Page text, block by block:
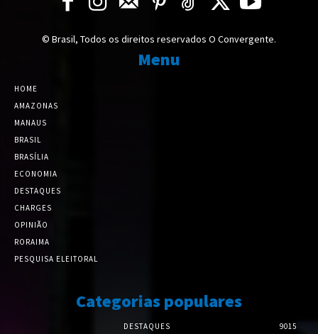
© Brasil, Todos os direitos reservados O Convergente.
Menu
HOME
AMAZONAS
MANAUS
BRASIL
BRASÍLIA
ECONOMIA
DESTAQUES
CHARGES
OPINIÃO
RORAIMA
PESQUISA ELEITORAL
Categorias populares
DESTAQUES 9015